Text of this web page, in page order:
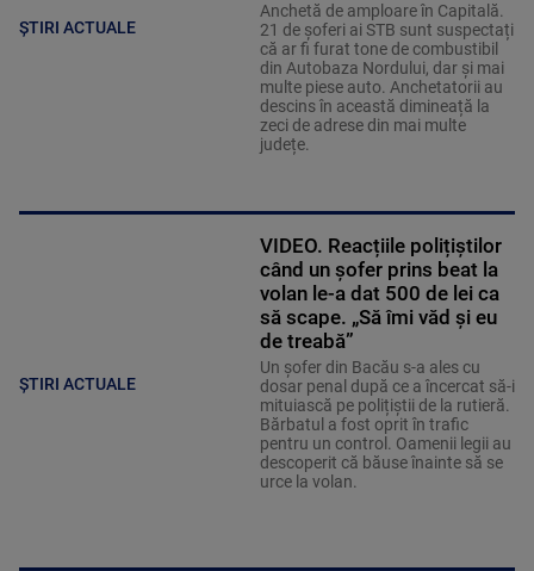
ȘTIRI ACTUALE
Anchetă de amploare în Capitală.
21 de șoferi ai STB sunt suspectați
că ar fi furat tone de combustibil
din Autobaza Nordului, dar și mai
multe piese auto. Anchetatorii au
descins în această dimineață la
zeci de adrese din mai multe
județe.
ȘTIRI ACTUALE
VIDEO. Reacțiile polițiștilor
când un șofer prins beat la
volan le-a dat 500 de lei ca
să scape. „Să îmi văd şi eu
de treabă”
Un șofer din Bacău s-a ales cu
dosar penal după ce a încercat să-i
mituiască pe polițiștii de la rutieră.
Bărbatul a fost oprit în trafic
pentru un control. Oamenii legii au
descoperit că băuse înainte să se
urce la volan.